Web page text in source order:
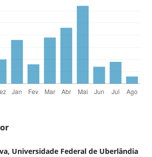
Universidade Federal de Uberlândia